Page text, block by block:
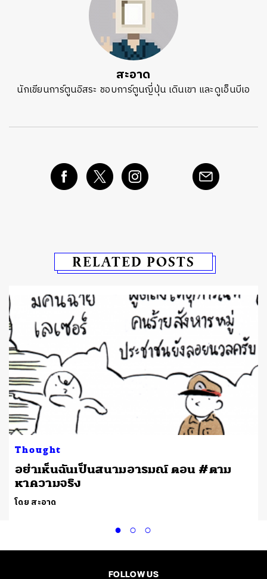
สะอาด
นักเขียนการ์ตูนอิสระ ชอบการ์ตูนญี่ปุ่น เดินเขา และดูเอ็นบีเอ
RELATED POSTS
Thought
อย่าเห็นฉันเป็นสนามอารมณ์ ตอน #ตาม
หาความจริง
โดย สะอาด
FOLLOW US